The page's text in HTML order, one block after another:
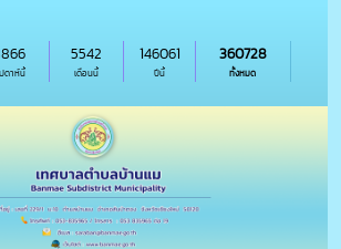
ดาห์นี้ เดือนนี้
5542
ปีนี้
146061
ทั้งหมด
360728